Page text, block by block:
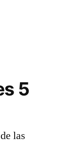
5
las